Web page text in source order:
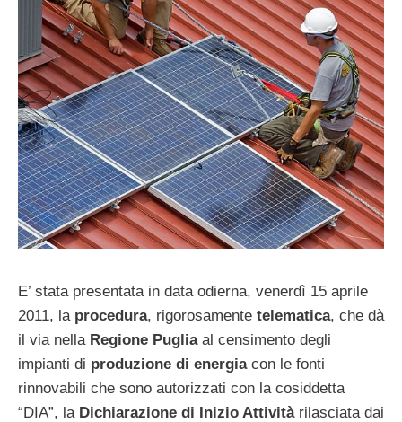
E’ stata presentata in data odierna, venerdì 15 aprile
2011, la procedura, rigorosamente telematica, che dà
il via nella Regione Puglia al censimento degli
impianti di produzione di energia con le fonti
rinnovabili che sono autorizzati con la cosiddetta
“DIA”, la Dichiarazione di Inizio Attività rilasciata dai